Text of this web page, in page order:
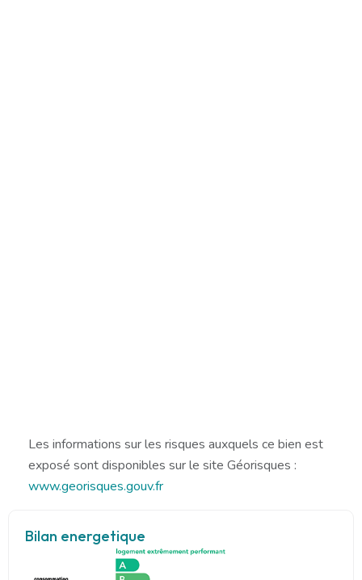
Les informations sur les risques auxquels ce bien est
exposé sont disponibles sur le site Géorisques :
www.georisques.gouv.fr
Bilan energetique